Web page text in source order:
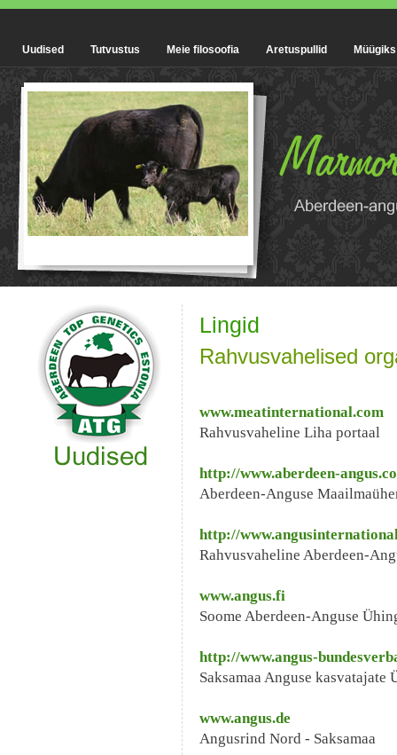
Uudised Tutvustus Meie filosoofia Aretuspullid Müügiks
Lingid
Rahvusvahelised
www.meatinternational.com
Rahvusvaheline Liha portaal
http://www.aberdeen-
Aberdeen-Anguse
http://
Rahvusvaheline Aberdeen-
www.angus.fi
Soome Aberdeen-Anguse
http://www.angus-
Saksamaa Anguse kasvatajate
www.angus.de
Angusrind Nord - Saksamaa